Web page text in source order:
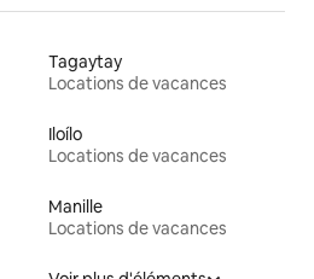
Tagaytay
Locations de vacances
Iloílo
Locations de vacances
Manille
Locations de vacances